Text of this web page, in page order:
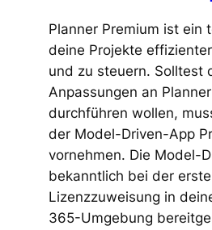
Planner Premium ist ein
deine Projekte
und zu steuern. Solltest
Anpassungen an
durchführen wollen,
der Model-Driven-App
vornehmen. Die Model-
bekanntlich bei der
Lizenzzuweisung in
365-Umgebung